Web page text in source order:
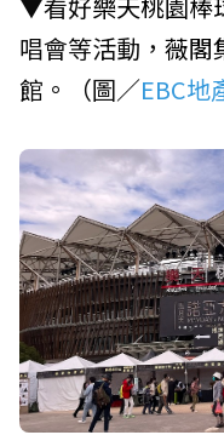
▼看好樂天桃園棒
唱會等活動， 薇閣
館。（圖／EBC地